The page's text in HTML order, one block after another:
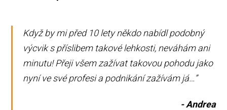
Když by mi před 10 lety někdo nabídl podobný
výcvik s příslibem takové lehkosti, neváhám ani
minutu! Přeji všem zažívat takovou pohodu jako
nyní ve své profesi a podnikání zažívám já…”
- Andrea